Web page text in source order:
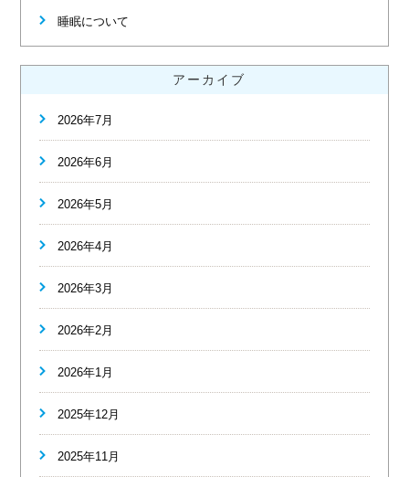
睡眠について
アーカイブ
2026年7月
2026年6月
2026年5月
2026年4月
2026年3月
2026年2月
2026年1月
2025年12月
2025年11月